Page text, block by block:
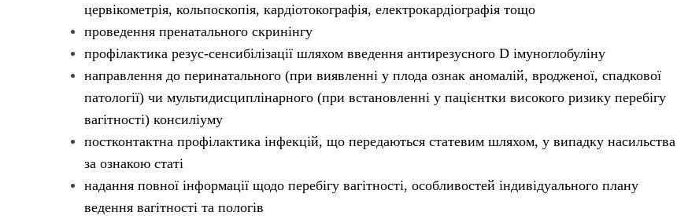
цервікометрія, кольпоскопія, кардіотокографія, електрокардіографія тощо
проведення пренатального скринінгу
профілактика резус-сенсибілізації шляхом введення антирезусного D імуноглобуліну
направлення до перинатального (при виявленні у плода ознак аномалій, вродженої, спадкової
патології) чи мультидисциплінарного (при встановленні у пацієнтки високого ризику перебігу
вагітності) консиліуму
постконтактна профілактика інфекцій, що передаються статевим шляхом, у випадку насильства
за ознакою статі
надання повної інформації щодо перебігу вагітності, особливостей індивідуального плану
ведення вагітності та пологів